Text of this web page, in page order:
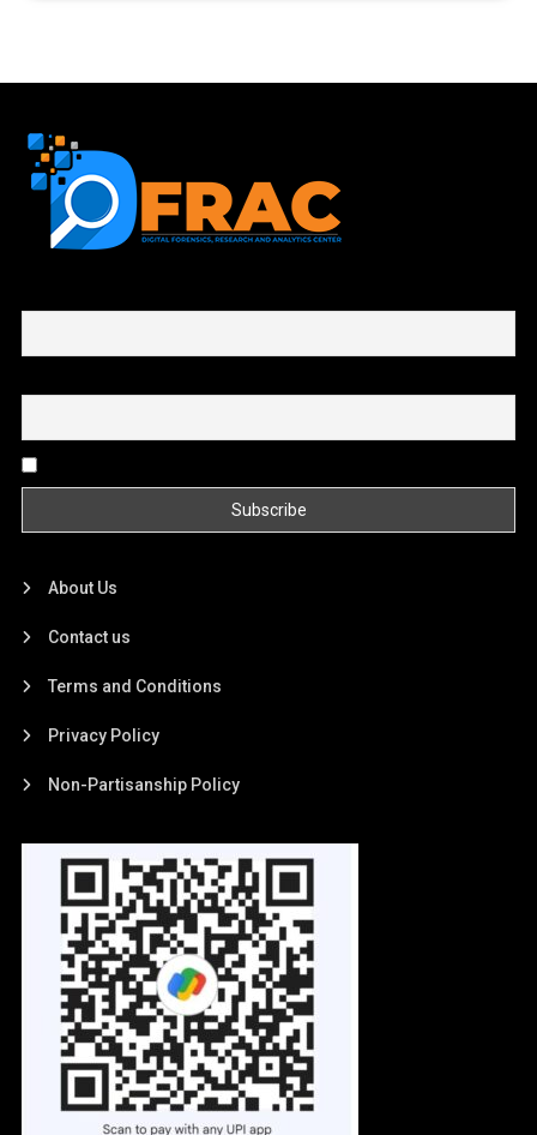
About Us
Contact us
Terms and Conditions
Privacy Policy
Non-Partisanship Policy